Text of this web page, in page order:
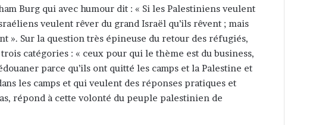
Burg qui avec humour dit : « Si les Palestiniens veulent
veulent rêver du grand Israël qu’ils rêvent ; mais
». Sur la question très épineuse du retour des réfugiés,
catégories : « ceux pour qui le thème est du business,
parce qu’ils ont quitté les camps et la Palestine et
les camps et qui veulent des réponses pratiques et
répond à cette volonté du peuple palestinien de